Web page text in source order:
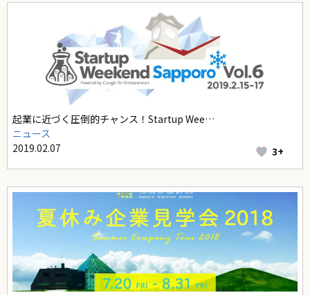
起業に近づく圧倒的チャンス！Startup Wee…
ニュース
2019.02.07
3+